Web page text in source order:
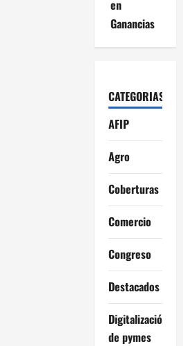
en
Ganancias
CATEGORIAS
AFIP
Agro
Coberturas
Comercio
Congreso
Destacados
Digitalización
de pymes